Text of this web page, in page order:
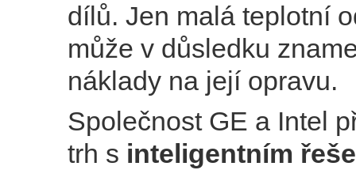
dílů. Jen malá teplotní
může v důsledku
náklady na její opravu.
Společnost GE a Intel
trh s inteligentním